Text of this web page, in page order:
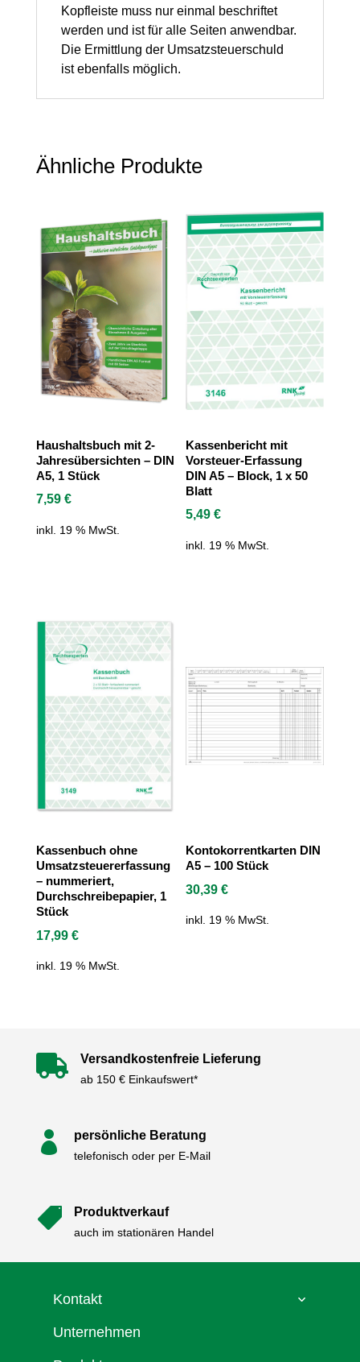
Kopfleiste muss nur einmal beschriftet
werden und ist für alle Seiten anwendbar.
Die Ermittlung der Umsatzsteuerschuld
ist ebenfalls möglich.
Ähnliche Produkte
Haushaltsbuch mit 2-
Jahresübersichten – DIN
A5, 1 Stück
7,59 €
inkl. 19 % MwSt.
Kassenbericht mit
Vorsteuer-Erfassung
DIN A5 – Block, 1 x 50
Blatt
5,49€
inkl. 19 % MwSt.
Kassenbuch ohne
Umsatzsteuererfassung
– nummeriert,
Durchschreibepapier, 1
Stück
17,99 €
inkl. 19 % MwSt.
Kontokorrentkarten DIN
A5 – 100 Stück
30,39€
inkl. 19 % MwSt.
 Versandkostenfreie Lieferung
ab 150 € Einkaufswert*
 persönliche Beratung
telefonisch oder per E-Mail
 Produktverkauf
auch im stationären Handel
Kontakt
Unternehmen